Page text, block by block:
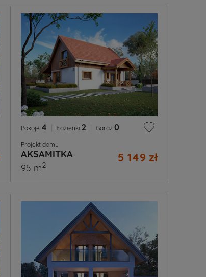
Pokoje 4 Łazienki 2 Garaż 0
Projekt domu
AKSAMITKA 5 149 zł
95 m2